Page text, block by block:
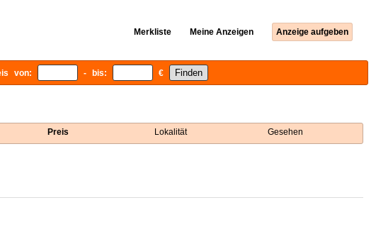
Merkliste Meine Anzeigen Anzeige aufgeben
von: - bis: €
Preis Lokalität Gesehen